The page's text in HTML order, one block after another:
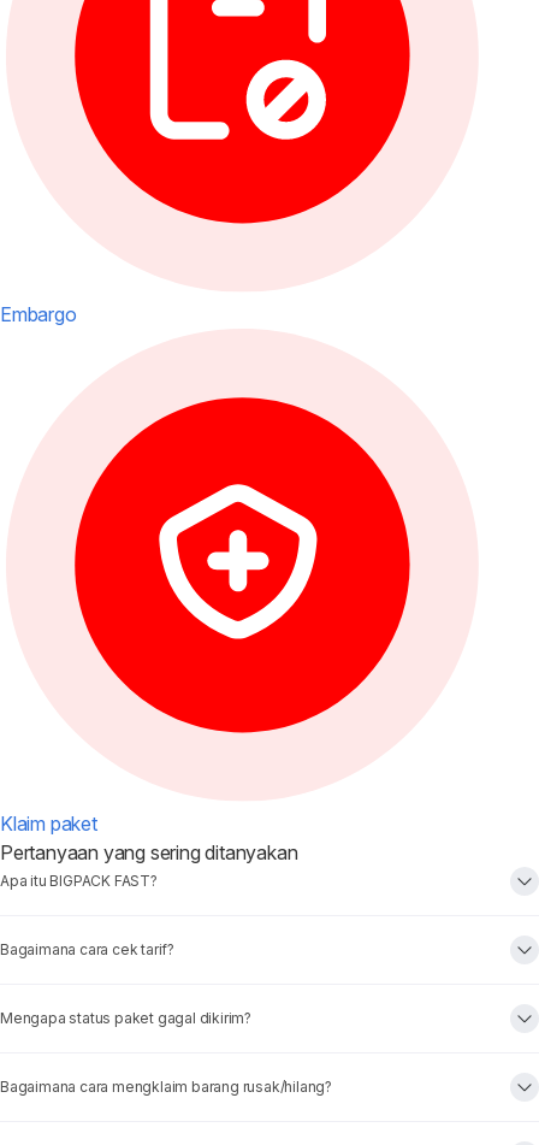
Embargo
Klaim paket
Pertanyaan yang sering ditanyakan
Apa itu BIGPACK FAST?
Bagaimana cara cek tarif?
Mengapa status paket gagal dikirim?
Bagaimana cara mengklaim barang rusak/hilang?